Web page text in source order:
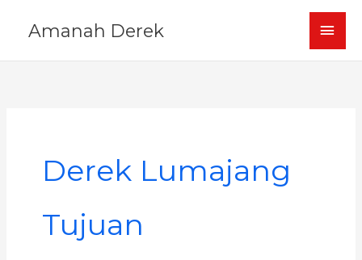
Amanah Derek
Derek Lumajang
Tujuan